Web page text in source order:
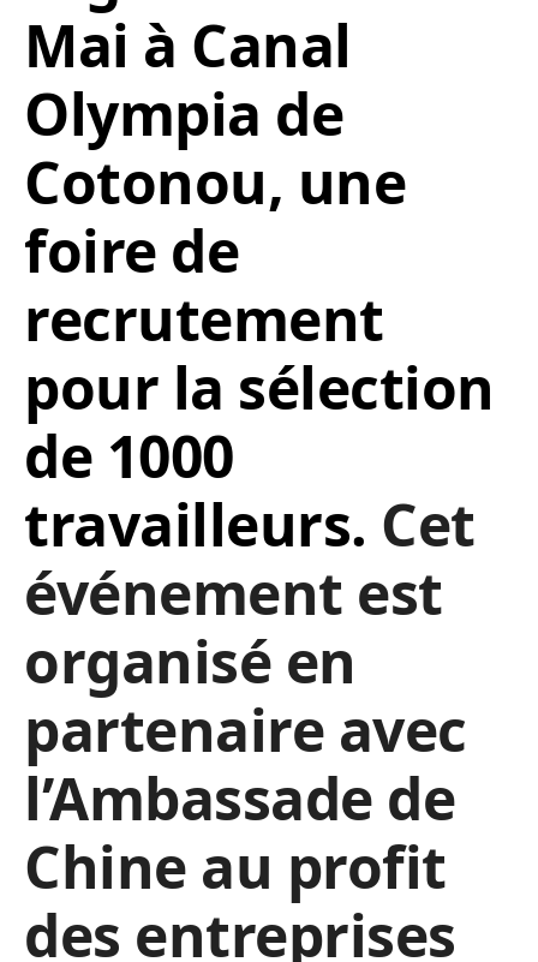
Mai à Canal
Olympia de
Cotonou, une
foire de
recrutement
pour la sélection
de 1000
travailleurs. Cet
événement est
organisé en
partenaire avec
l’Ambassade de
Chine au profit
des entreprises